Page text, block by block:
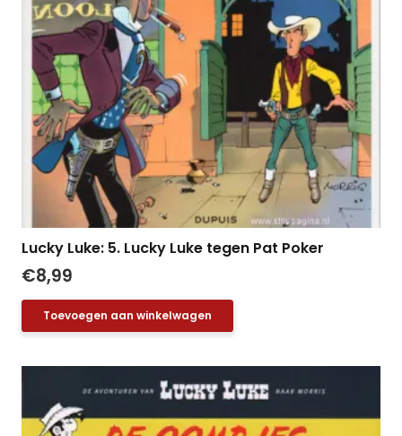
Lucky Luke: 5. Lucky Luke tegen Pat Poker
€8,99
Toevoegen aan winkelwagen